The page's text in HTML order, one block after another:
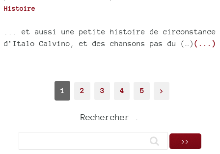
Histoire
... et aussi une petite histoire de circonstance
d’Italo Calvino, et des chansons pas du (…) (...)
1 2 3 4 5 >
Rechercher :